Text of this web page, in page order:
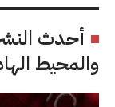
أحدث
والمحيط